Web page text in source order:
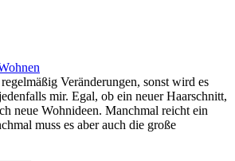
Veränderungen, sonst wird es
mir. Egal, ob ein neuer Haarschnitt,
neue Wohnideen. Manchmal reicht ein
muss es aber auch die große